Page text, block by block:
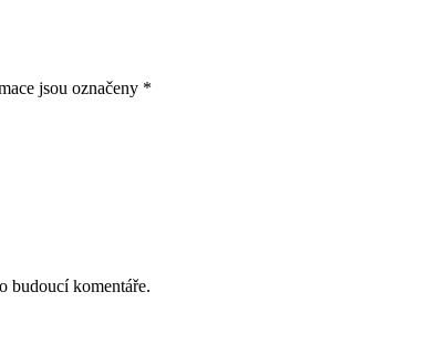
jsou označeny *
budoucí komentáře.